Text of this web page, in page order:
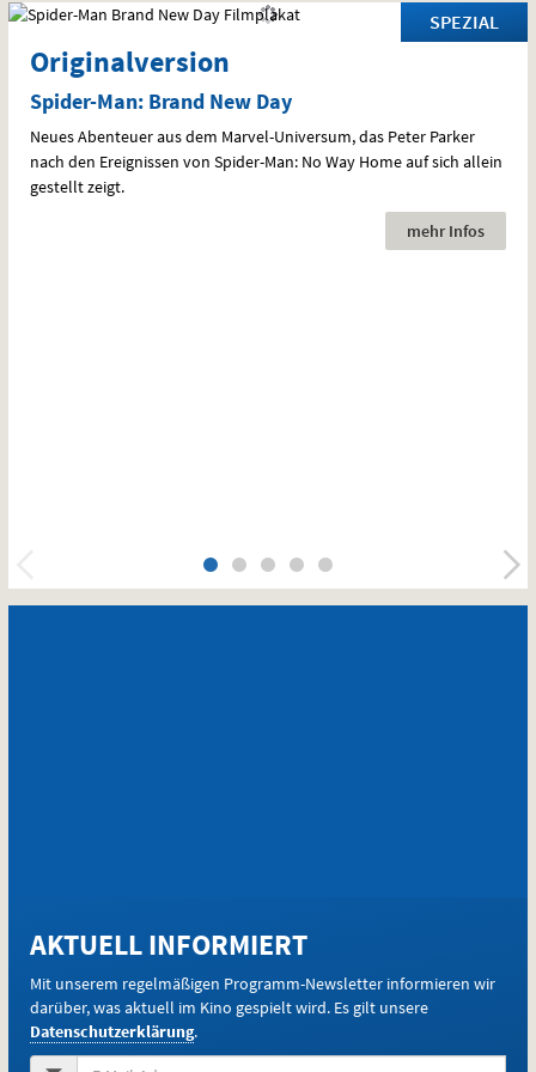
SPEZIAL
Originalversion
Spider-Man: Brand New Day
Neues Abenteuer aus dem Marvel-Universum, das Peter Parker
nach den Ereignissen von Spider-Man: No Way Home auf sich allein
gestellt zeigt.
mehr Infos
AKTUELL INFORMIERT
Mit unserem regelmäßigen Programm-Newsletter informieren wir
darüber, was aktuell im Kino gespielt wird. Es gilt unsere
Datenschutzerklärung.
Mail-
Adresse
(Pflichtfeld):